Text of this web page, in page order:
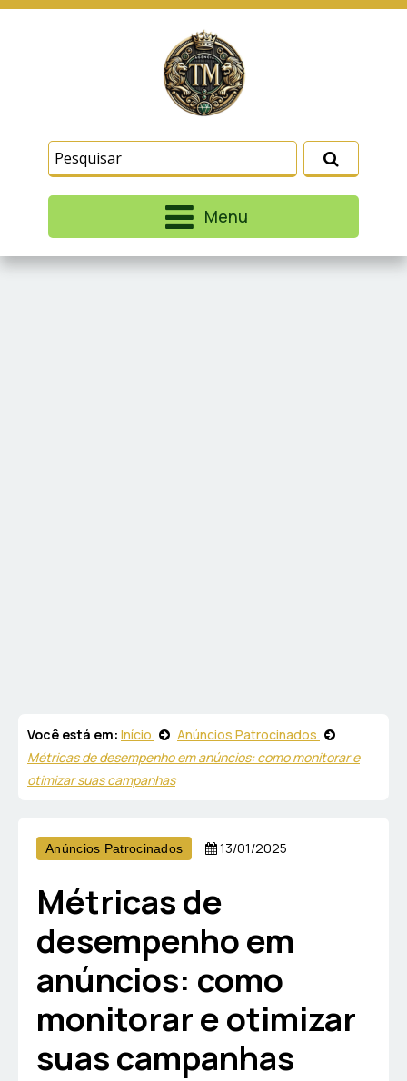
Menu
Você está em: Início
Anúncios Patrocinados
Métricas de desempenho em anúncios: como monitorar e
otimizar suas campanhas
Anúncios Patrocinados 13/01/2025
Métricas de
desempenho em
anúncios: como
monitorar e otimizar
suas campanhas
similares para lembrar e entender como você usa
nosso site, analisar seu uso de nossos produtos
e serviços, ajudar com nossos esforços de
marketing e fornecer conteúdo de terceiros. Leia
Termos e CondiçõesePolítica de